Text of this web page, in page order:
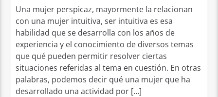
Una mujer perspicaz, mayormente la relacionan
con una mujer intuitiva, ser intuitiva es esa
habilidad que se desarrolla con los años de
experiencia y el conocimiento de diversos temas
que qué pueden permitir resolver ciertas
situaciones referidas al tema en cuestión. En otras
palabras, podemos decir qué una mujer que ha
desarrollado una actividad por […]